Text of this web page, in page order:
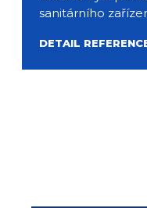
sanitárního
DETAIL